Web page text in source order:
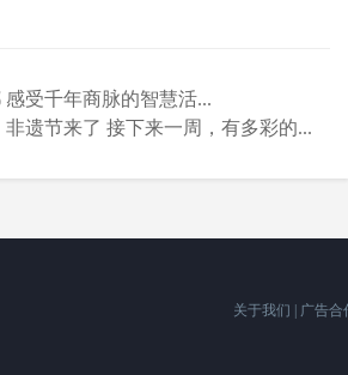
感受千年商脉的智慧活...
非遗节来了 接下来一周，有多彩的...
关于我们 广告